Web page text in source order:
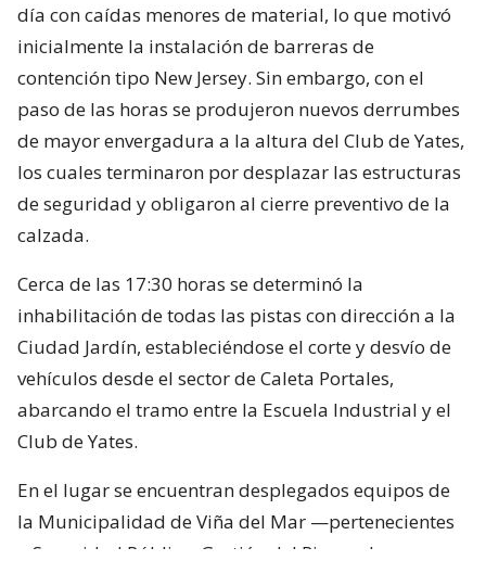
día con caídas menores de material, lo que motivó
inicialmente la instalación de barreras de
contención tipo New Jersey. Sin embargo, con el
paso de las horas se produjeron nuevos derrumbes
de mayor envergadura a la altura del Club de Yates,
los cuales terminaron por desplazar las estructuras
de seguridad y obligaron al cierre preventivo de la
calzada.
Cerca de las 17:30 horas se determinó la
inhabilitación de todas las pistas con dirección a la
Ciudad Jardín, estableciéndose el corte y desvío de
vehículos desde el sector de Caleta Portales,
abarcando el tramo entre la Escuela Industrial y el
Club de Yates.
En el lugar se encuentran desplegados equipos de
la Municipalidad de Viña del Mar —pertenecientes
a Seguridad Pública, Gestión del Riesgo de